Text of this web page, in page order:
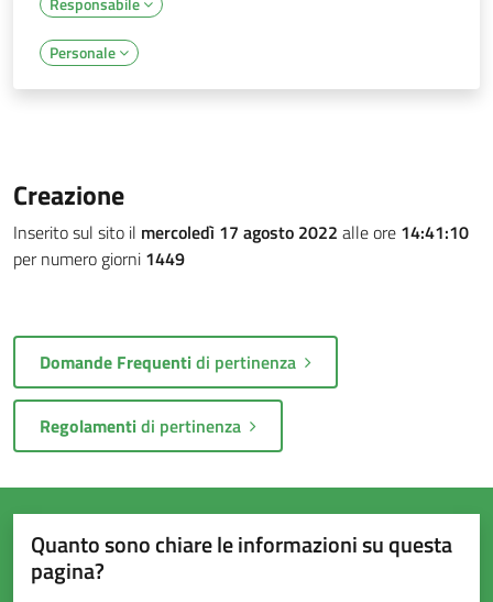
Personale
Creazione
Inserito sul sito il mercoledì 17 agosto 2022 alle ore 14:41:10
per numero giorni 1449
Domande Frequentidi pertinenza
Regolamentidi pertinenza
Quanto sono chiare le informazioni su questa
pagina?